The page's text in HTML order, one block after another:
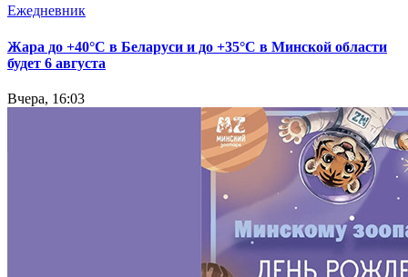
Ежедневник
Жара до +40°С в Беларуси и до +35°С в Минской области
будет 6 августа
Вчера, 16:03